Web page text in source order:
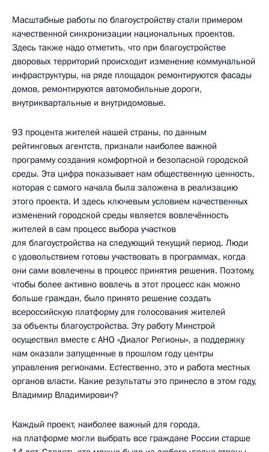
Масштабные работы по благоустройству стали примером
качественной синхронизации национальных проектов.
Здесь также надо отметить, что при благоустройстве
дворовых территорий происходит изменение коммунальной
инфраструктуры, на ряде площадок ремонтируются фасады
домов, ремонтируются автомобильные дороги,
внутриквартальные и внутридомовые.
93 процента жителей нашей страны, по данным
рейтинговых агентств, признали наиболее важной
программу создания комфортной и безопасной городской
среды. Эта цифра показывает нам общественную ценность,
которая с самого начала была заложена в реализацию
этого проекта. И здесь ключевым условием качественных
изменений городской среды является вовлечённость
жителей в сам процесс выбора участков
для благоустройства на следующий текущий период. Люди
с удовольствием готовы участвовать в программах, когда
они сами вовлечены в процесс принятия решения. Поэтому,
чтобы более активно вовлечь в этот процесс как можно
больше граждан, было принято решение создать
всероссийскую платформу для голосования жителей
за объекты благоустройства. Эту работу Минстрой
осуществил вместе с АНО «Диалог Регионы», а поддержку
нам оказали запущенные в прошлом году центры
управления регионами. Естественно, это и работа местных
органов власти. Какие результаты это принесло в этом году,
Владимир Владимирович?
Каждый проект, наиболее важный для города,
на платформе могли выбрать все граждане России старше